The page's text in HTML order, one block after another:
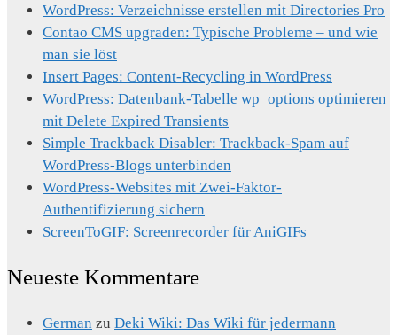
WordPress: Verzeichnisse erstellen mit Directories Pro
Contao CMS upgraden: Typische Probleme – und wie
man sie löst
Insert Pages: Content-Recycling in WordPress
WordPress: Datenbank-Tabelle wp_options optimieren
mit Delete Expired Transients
Simple Trackback Disabler: Trackback-Spam auf
WordPress-Blogs unterbinden
WordPress-Websites mit Zwei-Faktor-
Authentifizierung sichern
ScreenToGIF: Screenrecorder für AniGIFs
Neueste Kommentare
German zu Deki Wiki: Das Wiki für jedermann